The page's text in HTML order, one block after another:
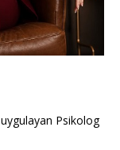
Psikolog